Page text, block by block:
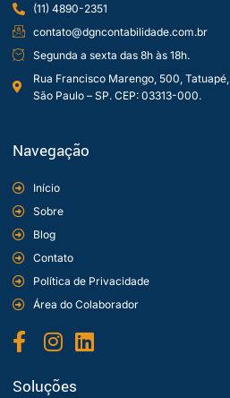
(11) 4890-2351
contato@dgncontabilidade.com.br
Segunda a sexta das 8h às 18h.
Rua Francisco Marengo, 500, Tatuapé,
São Paulo – SP. CEP: 03313-000.
Navegação
Início
Sobre
Blog
Contato
Política de Privacidade
Área do Colaborador
Soluções